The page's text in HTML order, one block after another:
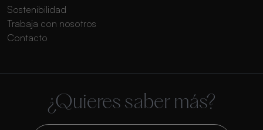
Sostenibilidad
Trabaja con nosotros
Contacto
¿Quieres saber más?